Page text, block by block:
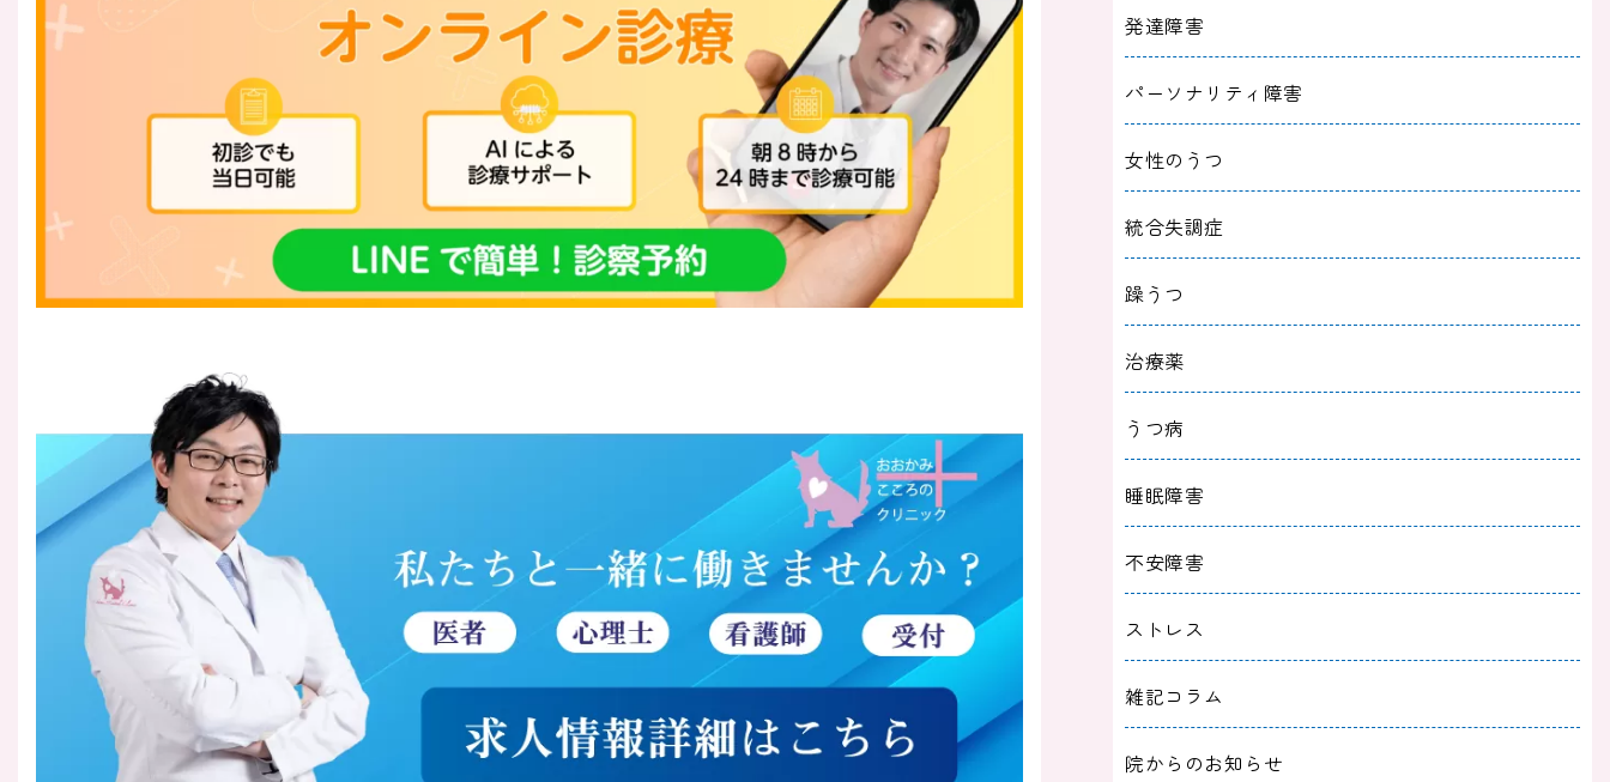
発達障害
パーソナリティ障害
女性のうつ
統合失調症
躁うつ
治療薬
うつ病
睡眠障害
不安障害
ストレス
雑記コラム
院からのお知らせ